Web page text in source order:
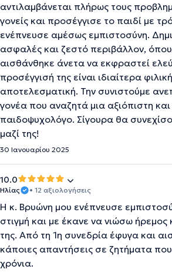
αντιλαμβάνεται πλήρως τους
γονείς και προσέγγισε το παιδί με
ενέπνευσε αμέσως εμπιστοσύνη.
ασφαλές και ζεστό περιβάλλον, όπου
αισθάνθηκε άνετα να εκφραστεί
προσέγγισή της είναι ιδιαίτερα
αποτελεσματική. Την συνιστούμε
γονέα που αναζητά μια αξιόπιστη
παιδοψυχολόγο. Σίγουρα θα
μαζί της!
30 Ιανουαρίου 2025
10.0
Ηλίας • 12 αξιολογήσεις
Η κ. Βρυώνη μου ενέπνευσε
στιγμή και με έκανε να νιώσω ήρεμος
της. Από τη 1η συνεδρία έφυγα και
κάποιες απαντήσεις σε ζητήματα
χρόνια.